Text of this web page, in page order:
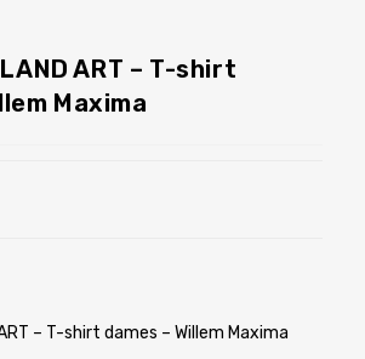
ART – T-shirt
Maxima
ART – T-shirt dames – Willem Maxima